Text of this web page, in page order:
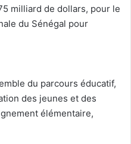
milliard de dollars, pour le
du Sénégal pour
du parcours éducatif,
des jeunes et des
élémentaire,